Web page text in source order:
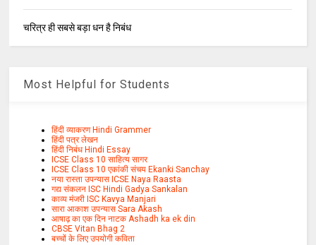
चरित्र ही सबसे बड़ा धन है निबंध
Most Helpful for Students
हिंदी व्याकरण Hindi Grammer
हिंदी पत्र लेखन
हिंदी निबंध Hindi Essay
ICSE Class 10 साहित्य सागर
ICSE Class 10 एकांकी संचय Ekanki Sanchay
नया रास्ता उपन्यास ICSE Naya Raasta
गद्य संकलन ISC Hindi Gadya Sankalan
काव्य मंजरी ISC Kavya Manjari
सारा आकाश उपन्यास Sara Akash
आषाढ़ का एक दिन नाटक Ashadh ka ek din
CBSE Vitan Bhag 2
बच्चों के लिए उपयोगी कविता